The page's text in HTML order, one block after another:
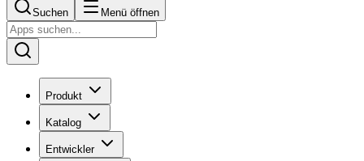
Suchen Menü öffnen
Produkt
Katalog
Entwickler